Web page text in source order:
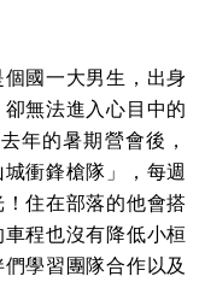
國一大男生，出身
無法進入心目中的
年的暑期營會後，
衝鋒槍隊」，每週
住在部落的他會搭
程也沒有降低小桓
學習團隊合作以及